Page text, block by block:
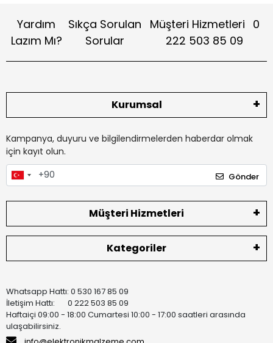
Yardım
Lazım Mı?
Sıkça Sorulan
Sorular
Müşteri Hizmetleri 0
222 503 85 09
Kurumsal
Kampanya, duyuru ve bilgilendirmelerden haberdar olmak
için kayıt olun.
Gönder
Müşteri Hizmetleri
Kategoriler
Whatsapp Hattı: 0 530 167 85 09
İletişim Hattı: 0 222 503 85 09
Haftaiçi 09:00 - 18:00 Cumartesi 10:00 - 17:00 saatleri arasında
ulaşabilirsiniz.